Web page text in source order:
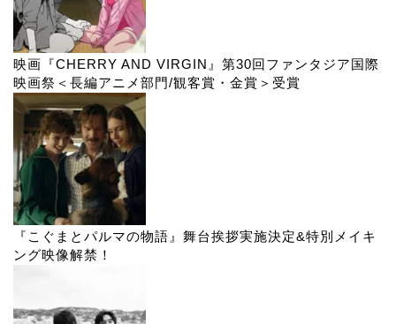
映画『CHERRY AND VIRGIN』第30回ファンタジア国際
映画祭＜長編アニメ部門/観客賞・金賞＞受賞
『こぐまとパルマの物語』舞台挨拶実施決定&特別メイキ
ング映像解禁！